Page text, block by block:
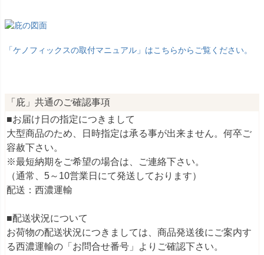
「ケノフィックスの取付マニュアル」はこちらからご覧ください。
「庇」共通のご確認事項
■お届け日の指定につきまして
大型商品のため、日時指定は承る事が出来ません。何卒ご
容赦下さい。
※最短納期をご希望の場合は、ご連絡下さい。
（通常、5～10営業日にて発送しております）
配送：西濃運輸
■配送状況について
お荷物の配送状況につきましては、商品発送後にご案内す
る西濃運輸の「お問合せ番号」よりご確認下さい。